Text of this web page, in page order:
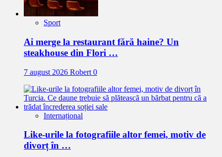
Sport
Ai merge la restaurant fără haine? Un
steakhouse din Flori …
7 august 2026 Robert 0
Internațional
Like-urile la fotografiile altor femei, motiv de
divorț în …